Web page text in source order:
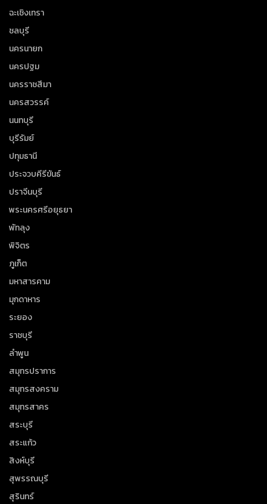
ฉะเชิงเทรา
ชลบุรี
นครนายก
นครปฐม
นครราชสีมา
นครสวรรค์
นนทบุรี
บุรีรัมย์
ปทุมธานี
ประจวบคีรีขันธ์
ปราจีนบุรี
พระนครศรีอยุธยา
พัทลุง
พิจิตร
ภูเก็ต
มหาสารคาม
มุกดาหาร
ระยอง
ราชบุรี
ลำพูน
สมุทรปราการ
สมุทรสงคราม
สมุทรสาคร
สระบุรี
สระแก้ว
สิงห์บุรี
สุพรรณบุรี
สุรินทร์